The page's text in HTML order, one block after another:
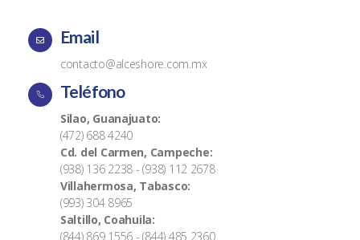
Email
contacto@alceshore.com.mx
Teléfono
Silao, Guanajuato:
(472) 688 4240
Cd. del Carmen, Campeche:
(938) 136 2238 - (938) 112 2678
Villahermosa, Tabasco:
(993) 304 8965
Saltillo, Coahuila:
(844) 869 1556 - (844) 485 2360